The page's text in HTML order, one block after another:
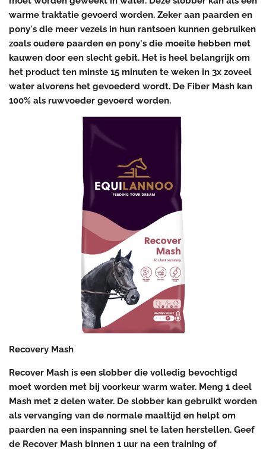
warme traktatie gevoerd worden. Zeker aan paarden en
pony's die meer vezels in hun rantsoen kunnen gebruiken
zoals oudere paarden en pony's die moeite hebben met
kauwen door een slecht gebit. Het is heel belangrijk om
het product ten minste 15 minuten te weken in 3x zoveel
water alvorens het gevoederd wordt. De Fiber Mash kan
100% als ruwvoeder gevoerd worden.
Recovery Mash
Recover Mash is een slobber die volledig bevochtigd
moet worden met bij voorkeur warm water. Meng 1 deel
Mash met 2 delen water. De slobber kan gebruikt worden
als vervanging van de normale maaltijd en helpt om
paarden na een inspanning snel te laten herstellen. Geef
de Recover Mash binnen 1 uur na een training of